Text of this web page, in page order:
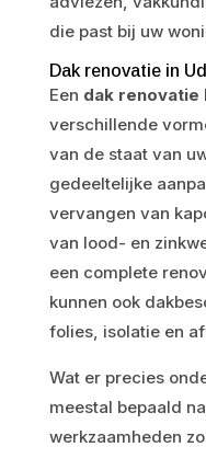
die past bij uw
Dak renovatie in
Een dak renovatie
verschillende
van de staat van
gedeeltelijke
vervangen van
van lood- en
een complete
kunnen ook
folies, isolatie en
Wat er precies
meestal bepaald
werkzaamheden